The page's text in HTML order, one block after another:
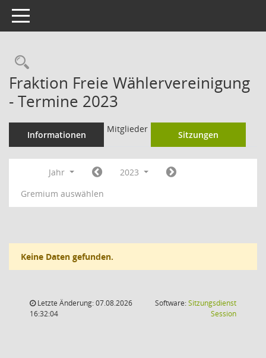
Toggle navigation
Rechercheauswahl
Fraktion Freie Wählervereinigung
- Termine 2023
Informationen
Mitglieder
Sitzungen
Jahr
2023
Gremium auswählen
Keine Daten gefunden.
Letzte Änderung: 07.08.2026
16:32:04
Software:Sitzungsdienst
Session(Wird in